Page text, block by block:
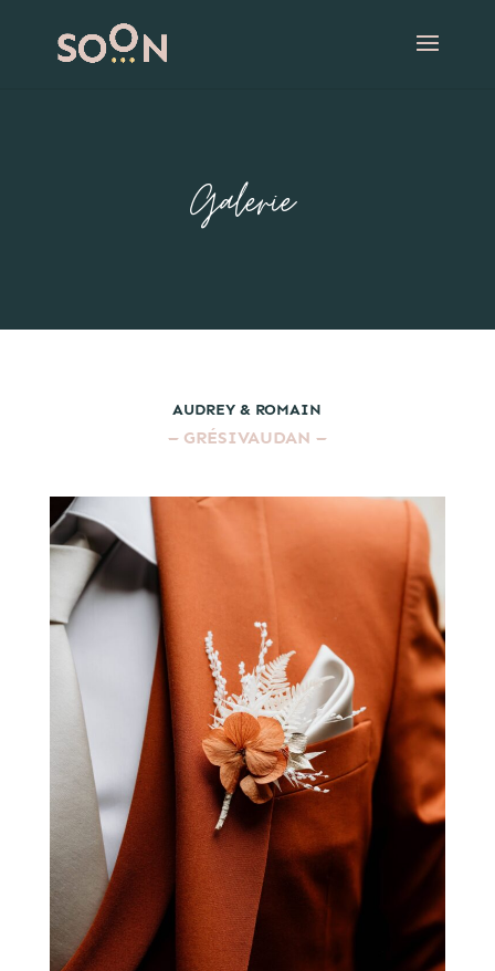
Galerie
AUDREY & ROMAIN
–GRÉSIVAUDAN–